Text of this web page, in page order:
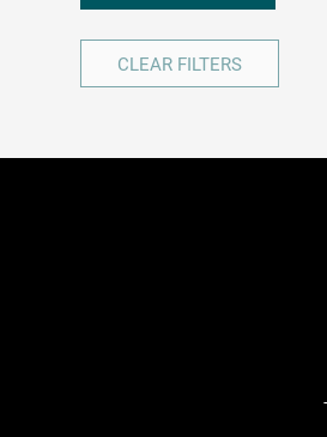
CLEAR FILTERS